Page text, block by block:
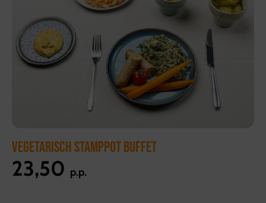
VEGETARISCH STAMPPOT BUFFET
23,50 p.p.